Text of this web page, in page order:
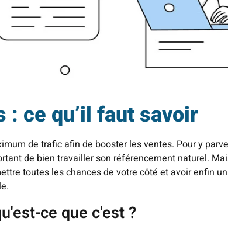
: ce qu’il faut savoir
de trafic afin de booster les ventes. Pour y
de bien travailler son référencement naturel.
toutes les chances de votre côté et avoir enfin
ce que c'est ?